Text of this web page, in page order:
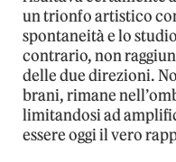
un trionfo artistico
spontaneità e lo
contrario, non
delle due direzioni.
brani, rimane
limitandosi ad
essere oggi il vero